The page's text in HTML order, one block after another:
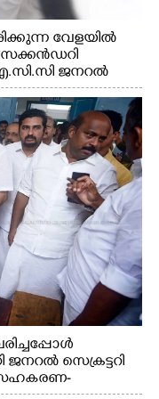
വേളയിൽ
ജനറൽ
എം.പി കുരുന്നിനെ
എക്സൈസ്
ടി. സിദ്ദിഖ്,
സമീപം
സെക്രട്ടറി
സഹകരണ-